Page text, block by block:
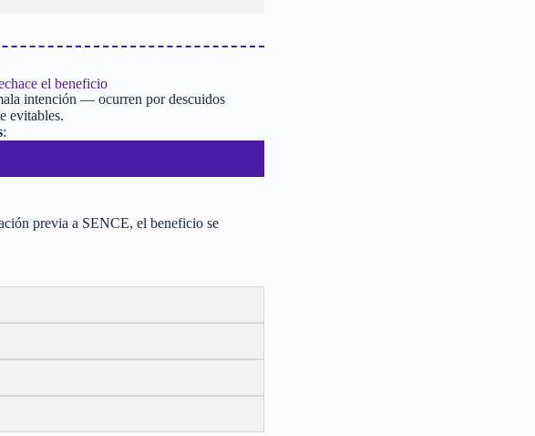
el beneficio
intención — ocurren por descuidos
evitables.
:
previa a SENCE, el beneficio se